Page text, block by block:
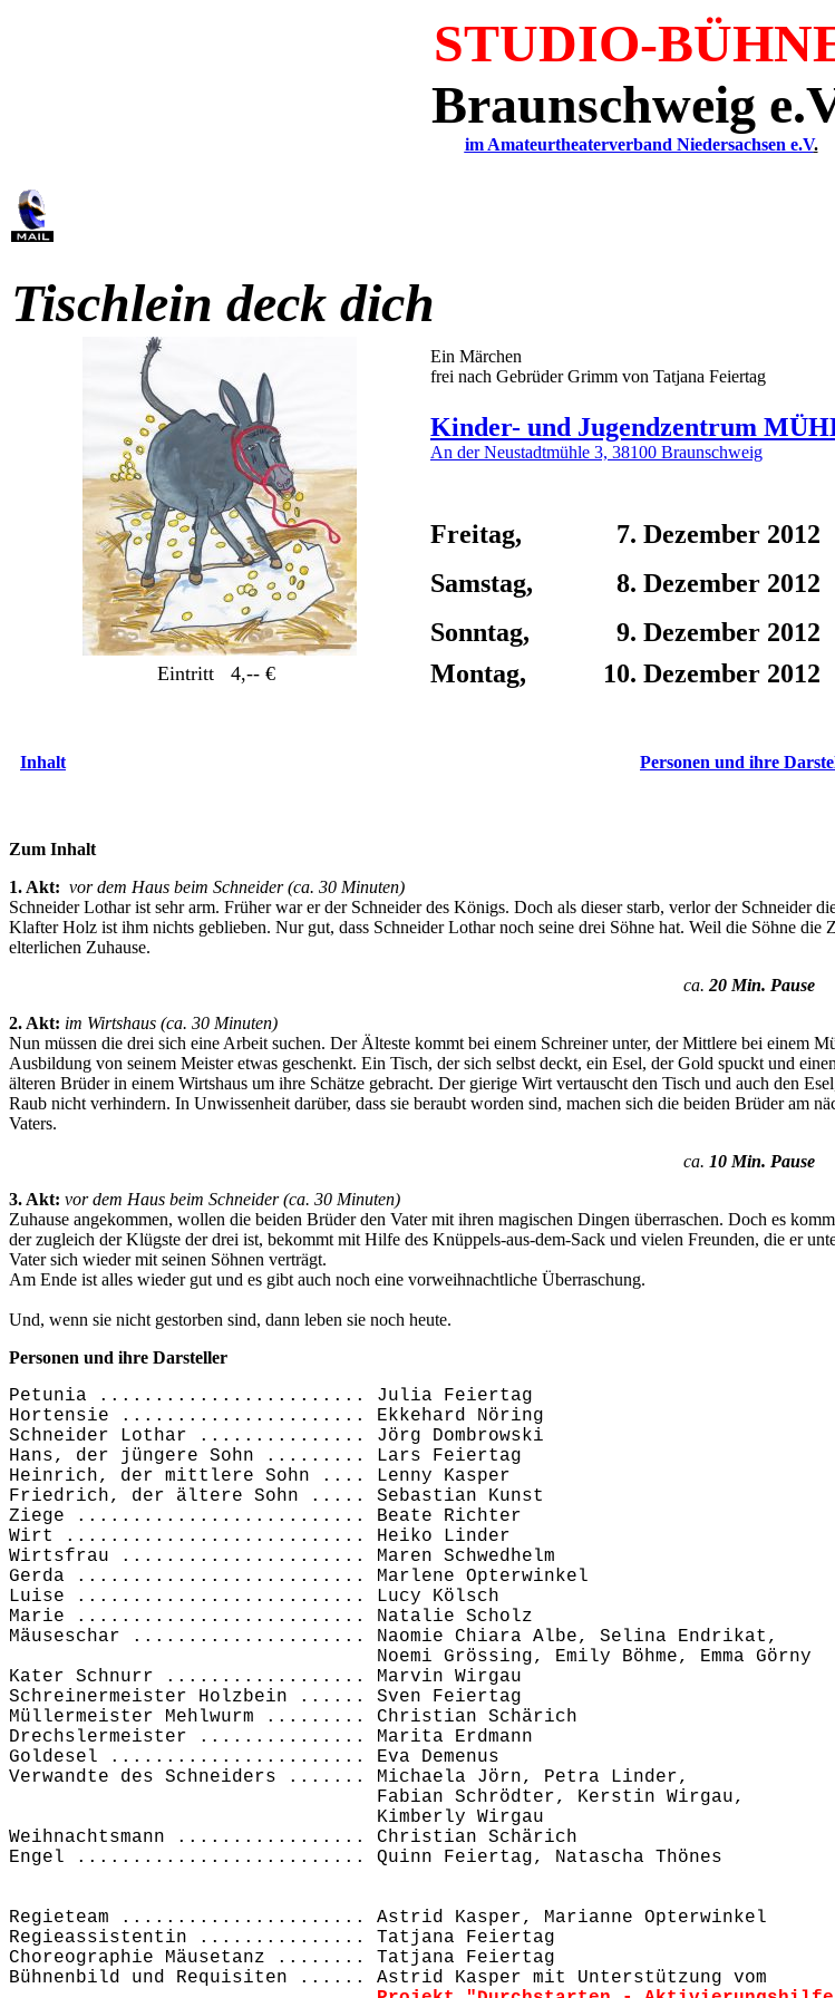
STUDIO-
Braunschweig
im Amateurtheaterverband Niedersachsen e.V.
Tischlein deck dich
Ein Märchen
frei nach Gebrüder Grimm von Tatjana Feiertag
Kinder- und Jugendzentrum
An der Neustadtmühle 3, 38100 Braunschweig
Freitag, 7. Dezember 2012
Samstag,
8. Dezember 2012
Sonntag,
9. Dezember 2012
Eintritt 4,-- € Montag, 10. Dezember 2012
Inhalt Personen und ihre
Zum Inhalt
1. Akt: vor dem Haus beim Schneider (ca. 30 Minuten)
Schneider Lothar ist sehr arm. Früher war er der Schneider des Königs. Doch als dieser starb, verlor der Schneider
Klafter Holz ist ihm nichts geblieben. Nur gut, dass Schneider Lothar noch seine drei Söhne hat. Weil die Söhne
elterlichen Zuhause.
ca. 20 Min. Pause
2. Akt: im Wirtshaus (ca. 30 Minuten)
Nun müssen die drei sich eine Arbeit suchen. Der Älteste kommt bei einem Schreiner unter, der Mittlere bei einem
Ausbildung von seinem Meister etwas geschenkt. Ein Tisch, der sich selbst deckt, ein Esel, der Gold spuckt und
älteren Brüder in einem Wirtshaus um ihre Schätze gebracht. Der gierige Wirt vertauscht den Tisch und auch den
Raub nicht verhindern. In Unwissenheit darüber, dass sie beraubt worden sind, machen sich die beiden Brüder am
Vaters.
ca. 10 Min. Pause
3. Akt: vor dem Haus beim Schneider (ca. 30 Minuten)
Zuhause angekommen, wollen die beiden Brüder den Vater mit ihren magischen Dingen überraschen. Doch es
der zugleich der Klügste der drei ist, bekommt mit Hilfe des Knüppels-aus-dem-Sack und vielen Freunden, die er
Vater sich wieder mit seinen Söhnen verträgt.
Am Ende ist alles wieder gut und es gibt auch noch eine vorweihnachtliche Überraschung.
Und, wenn sie nicht gestorben sind, dann leben sie noch heute.
Personen und ihre Darsteller
Petunia ........................ Julia Feiertag
Hortensie ...................... Ekkehard Nöring
Schneider Lothar ............... Jörg Dombrowski
Hans, der jüngere Sohn ......... Lars Feiertag
Heinrich, der mittlere Sohn .... Lenny Kasper
Friedrich, der ältere Sohn ..... Sebastian Kunst
Ziege .......................... Beate Richter
Wirt ........................... Heiko Linder
Wirtsfrau ...................... Maren Schwedhelm
Gerda .......................... Marlene Opterwinkel
Luise .......................... Lucy Kölsch
Marie .......................... Natalie Scholz
Mäuseschar ..................... Naomie Chiara Albe, Selina Endrikat,
Noemi Grössing, Emily Böhme, Emma Görny
Kater Schnurr .................. Marvin Wirgau
Schreinermeister Holzbein ...... Sven Feiertag
Müllermeister Mehlwurm ......... Christian Schärich
Drechslermeister ............... Marita Erdmann
Goldesel ....................... Eva Demenus
Verwandte des Schneiders ....... Michaela Jörn, Petra Linder,
Fabian Schrödter, Kerstin Wirgau,
Kimberly Wirgau
Weihnachtsmann ................. Christian Schärich
Engel .......................... Quinn Feiertag, Natascha Thönes
Regieteam ...................... Astrid Kasper, Marianne Opterwinkel
Regieassistentin ............... Tatjana Feiertag
Choreographie Mäusetanz ........ Tatjana Feiertag
Bühnenbild und Requisiten ...... Astrid Kasper mit Unterstützung vom